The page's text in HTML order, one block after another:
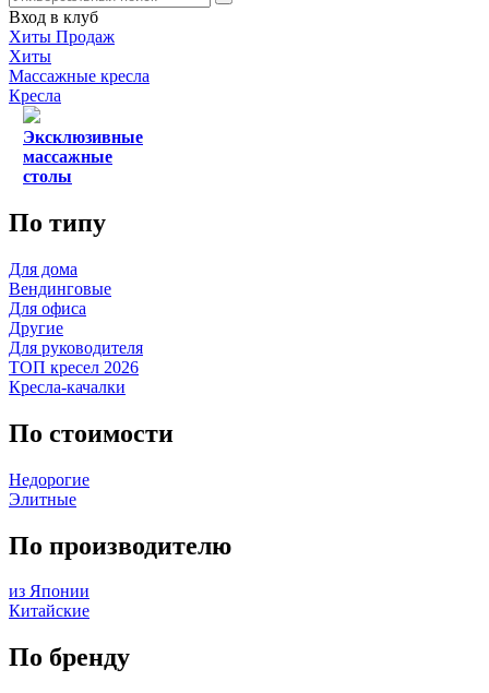
Вход в клуб
Хиты Продаж
Хиты
Массажные кресла
Кресла
Эксклюзивные
массажные
столы
По типу
Для дома
Вендинговые
Для офиса
Другие
Для руководителя
ТОП кресел 2026
Кресла-качалки
По стоимости
Недорогие
Элитные
По производителю
из Японии
Китайские
По бренду